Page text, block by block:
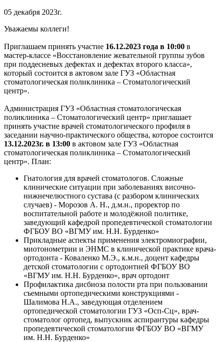
05 декабря 2023г.
Уважаемы коллеги!
Приглашаем принять участие 16.12.2023 года в 10:00 в
мастер-классе «Восстановление жевательной группы зубов
при поддесневых дефектах и дефектах второго класса»,
который состоится в актовом зале ГУЗ «Областная
стоматологическая поликлиника – Стоматологический
центр».
Администрация ГУЗ «Областная стоматологическая
поликлиника – Стоматологический центр» приглашает
принять участие врачей стоматологического профиля в
заседании научно-практического общества, которое состоится
13.12.2023г. в 13:00 в актовом зале ГУЗ «Областная
стоматологическая поликлиника – Стоматологический
центр». План:
Гнатология для врачей стоматологов. Сложные
клинические ситуации при заболеваниях височно-
нижнечелюстного сустава (с разбором клинических
случаев) - Морозов А. Н., д.м.н., проректор по
воспитательной работе и молодёжной политике,
заведующий кафедрой пропедевтической стоматологии
ФГБОУ ВО «ВГМУ им. Н.Н. Бурденко»
Прикладные аспекты применения электромиографии,
миотонометрии и ЭНМС в клинической практике врача-
ортодонта - Коваленко М.Э., к.м.н., доцент кафедры
детской стоматологии с ортодонтией ФГБОУ ВО
«ВГМУ им. Н.Н. Бурденко», врач ортодонт
Профилактика дисбиоза полости рта при пользовании
съемными ортопедическими конструкциями -
Шалимова Н.А., заведующая отделением
ортопедической стоматологии ГУЗ «Осп-Сц», врач-
стоматолог ортопед, выпускник аспирантуры кафедры
пропедевтической стоматологии ФГБОУ ВО «ВГМУ
им. Н.Н. Бурденко»